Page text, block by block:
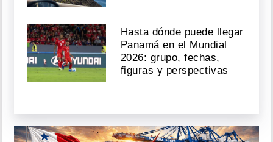
Hasta dónde puede llegar
Panamá en el Mundial
2026: grupo, fechas,
figuras y perspectivas